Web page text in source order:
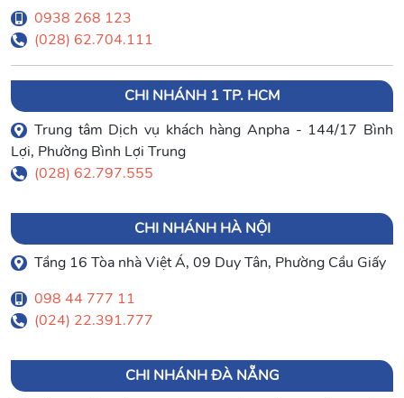
0938 268 123
(028) 62.704.111
CHI NHÁNH 1 TP. HCM
Trung tâm Dịch vụ khách hàng Anpha - 144/17 Bình
Lợi, Phường Bình Lợi Trung
(028) 62.797.555
CHI NHÁNH HÀ NỘI
Tầng 16 Tòa nhà Việt Á, 09 Duy Tân, Phường Cầu Giấy
098 44 777 11
(024) 22.391.777
CHI NHÁNH ĐÀ NẴNG